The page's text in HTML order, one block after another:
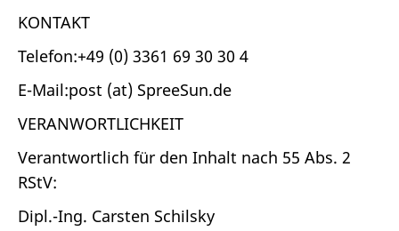
KONTAKT
Telefon:+49 (0) 3361 69 30 30 4
E-Mail:post (at) SpreeSun.de
VERANWORTLICHKEIT
Verantwortlich für den Inhalt nach 55 Abs. 2
RStV:
Dipl.-Ing. Carsten Schilsky